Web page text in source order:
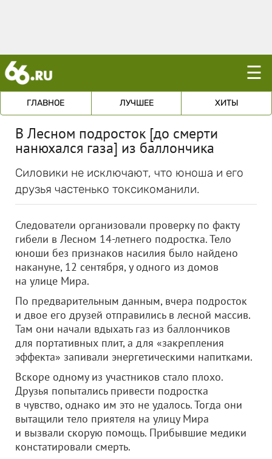
☰
ГЛАВНОЕ ЛУЧШЕЕ ХИТЫ
В Лесном подросток [до смерти
нанюхался газа] из баллончика
Силовики не исключают, что юноша и его
друзья частенько токсикоманили.
Следователи организовали проверку по факту
гибели в Лесном 14-летнего подростка. Тело
юноши без признаков насилия было найдено
накануне, 12 сентября, у одного из домов
на улице Мира.
По предварительным данным, вчера подросток
и двое его друзей отправились в лесной массив.
Там они начали вдыхать газ из баллончиков
для портативных плит, а для «закрепления
эффекта» запивали энергетическими напитками.
Вскоре одному из участников стало плохо.
Друзья попытались привести подростка
в чувство, однако им это не удалось. Тогда они
вытащили тело приятеля на улицу Мира
и вызвали скорую помощь. Прибывшие медики
констатировали смерть.